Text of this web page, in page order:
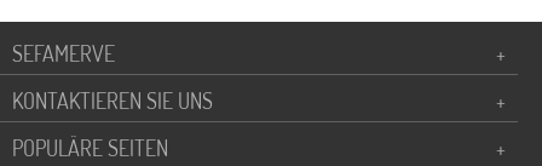
SEFAMERVE
+
KONTAKTIEREN SIE UNS
+
POPULÄRE SEITEN
+